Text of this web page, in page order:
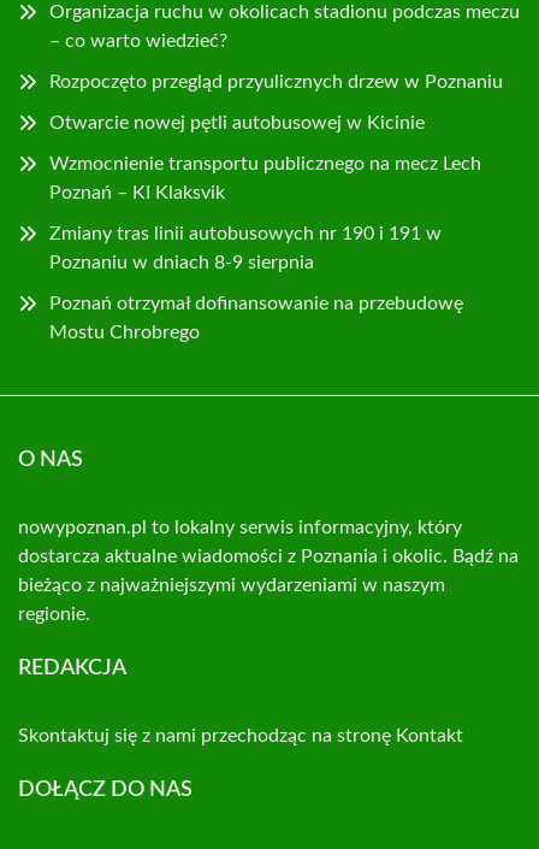
Organizacja ruchu w okolicach stadionu podczas meczu
– co warto wiedzieć?
Rozpoczęto przegląd przyulicznych drzew w Poznaniu
Otwarcie nowej pętli autobusowej w Kicinie
Wzmocnienie transportu publicznego na mecz Lech
Poznań – KI Klaksvik
Zmiany tras linii autobusowych nr 190 i 191 w
Poznaniu w dniach 8-9 sierpnia
Poznań otrzymał dofinansowanie na przebudowę
Mostu Chrobrego
O NAS
nowypoznan.pl to lokalny serwis informacyjny, który
dostarcza aktualne wiadomości z Poznania i okolic. Bądź na
bieżąco z najważniejszymi wydarzeniami w naszym
regionie.
REDAKCJA
Skontaktuj się z nami przechodząc na stronę Kontakt
DOŁĄCZ DO NAS